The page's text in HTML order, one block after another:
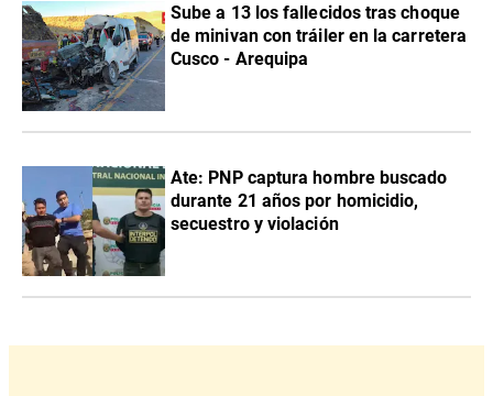
Sube a 13 los fallecidos tras choque
de minivan con tráiler en la carretera
Cusco - Arequipa
Ate: PNP captura hombre buscado
durante 21 años por homicidio,
secuestro y violación